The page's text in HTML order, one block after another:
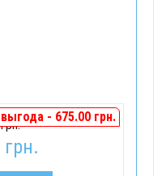
- 675.00 грн.